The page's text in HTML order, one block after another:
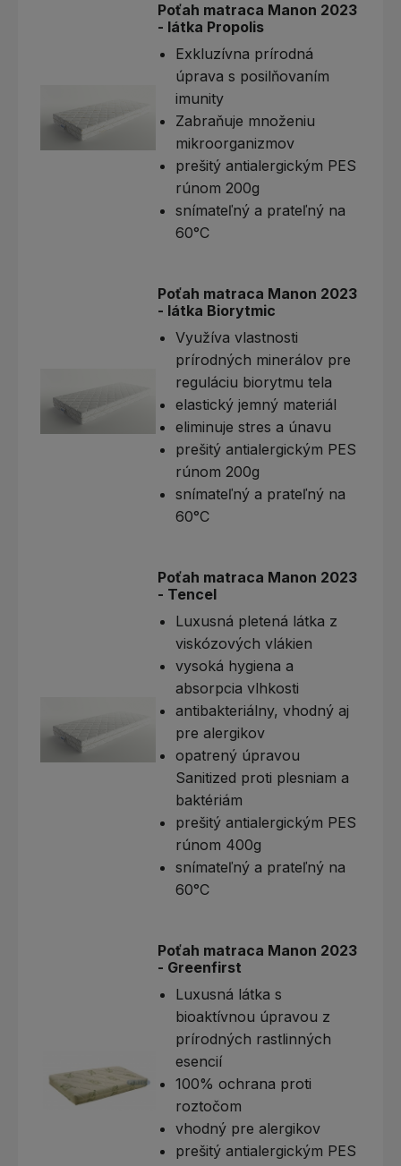
Poťah matraca Manon 2023
- látka Propolis
Exkluzívna prírodná
úprava s posilňovaním
imunity
Zabraňuje množeniu
mikroorganizmov
prešitý antialergickým PES
rúnom 200g
snímateľný a prateľný na
60°C
Poťah matraca Manon 2023
- látka Biorytmic
Využíva vlastnosti
prírodných minerálov pre
reguláciu biorytmu tela
elastický jemný materiál
eliminuje stres a únavu
prešitý antialergickým PES
rúnom 200g
snímateľný a prateľný na
60°C
Poťah matraca Manon 2023
- Tencel
Luxusná pletená látka z
viskózových vlákien
vysoká hygiena a
absorpcia vlhkosti
antibakteriálny, vhodný aj
pre alergikov
opatrený úpravou
Sanitized proti plesniam a
baktériám
prešitý antialergickým PES
rúnom 400g
snímateľný a prateľný na
60°C
Poťah matraca Manon 2023
- Greenfirst
Luxusná látka s
bioaktívnou úpravou z
prírodných rastlinných
esencií
100% ochrana proti
roztočom
vhodný pre alergikov
prešitý antialergickým PES